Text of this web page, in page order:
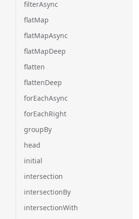
filterAsync
flatMap
flatMapAsync
flatMapDeep
flatten
flattenDeep
forEachAsync
forEachRight
groupBy
head
initial
intersection
intersectionBy
intersectionWith